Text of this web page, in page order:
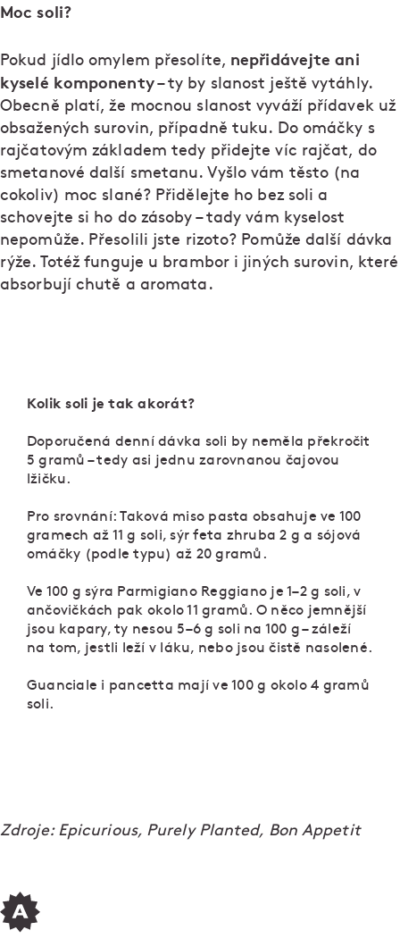
Moc soli?
Pokud jídlo omylem přesolíte, nepřidávejte ani
kyselé komponenty– ty by slanost ještě vytáhly.
Obecně platí, že mocnou slanost vyváží přídavek už
obsažených surovin, případně tuku. Do omáčky s
rajčatovým základem tedy přidejte víc rajčat, do
smetanové další smetanu. Vyšlo vám těsto (na
cokoliv) moc slané? Přidělejte ho bez soli a
schovejte si ho do zásoby – tady vám kyselost
nepomůže. Přesolili jste rizoto? Pomůže další dávka
rýže. Totéž funguje u brambor i jiných surovin, které
absorbují chutě a aromata.
Kolik soli je tak akorát?
Doporučená denní dávka soli by neměla překročit
5 gramů – tedy asi jednu zarovnanou čajovou
lžičku.
Pro srovnání: Taková miso pasta obsahuje ve 100
gramech až 11 g soli, sýr feta zhruba 2 g a sójová
omáčky (podle typu) až 20 gramů.
Ve 100 g sýra Parmigiano Reggiano je 1–2 g soli, v
ančovičkách pak okolo 11 gramů. O něco jemnější
jsou kapary, ty nesou 5–6 g soli na 100 g – záleží
na tom, jestli leží v láku, nebo jsou čistě nasolené.
Guanciale i pancetta mají ve 100 g okolo 4 gramů
soli.
Zdroje: Epicurious, Purely Planted, Bon Appetit